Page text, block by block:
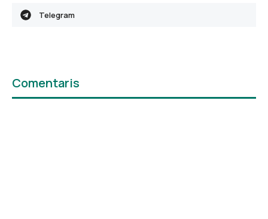
Telegram
Comentaris